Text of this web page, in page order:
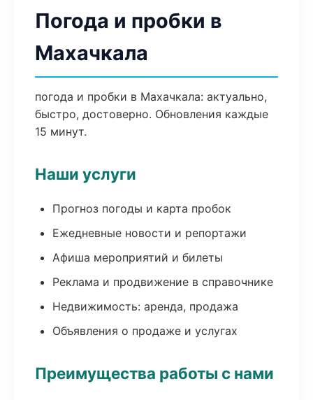
Погода и пробки в
Махачкала
погода и пробки в Махачкала: актуально,
быстро, достоверно. Обновления каждые
15 минут.
Наши услуги
Прогноз погоды и карта пробок
Ежедневные новости и репортажи
Афиша мероприятий и билеты
Реклама и продвижение в справочнике
Недвижимость: аренда, продажа
Объявления о продаже и услугах
Преимущества работы с нами